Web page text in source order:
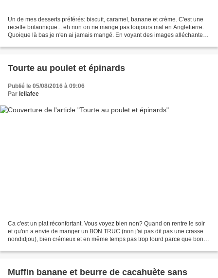
Un de mes desserts préférés: biscuit, caramel, banane et crème. C'est une
recette britannique... eh non on ne mange pas toujours mal en Angletterre.
Quoique là bas je n'en ai jamais mangé. En voyant des images alléchantes
Tourte au poulet et épinards
Publié le 05/08/2016 à 09:06
Par leliafee
Ca c'est un plat réconfortant. Vous voyez bien non? Quand on rentre le soir
et qu'on a envie de manger un BON TRUC (non j'ai pas dit pas une crasse
nondidjou), bien crémeux et en même temps pas trop lourd parce que bon...
Muffin banane et beurre de cacahuète sans